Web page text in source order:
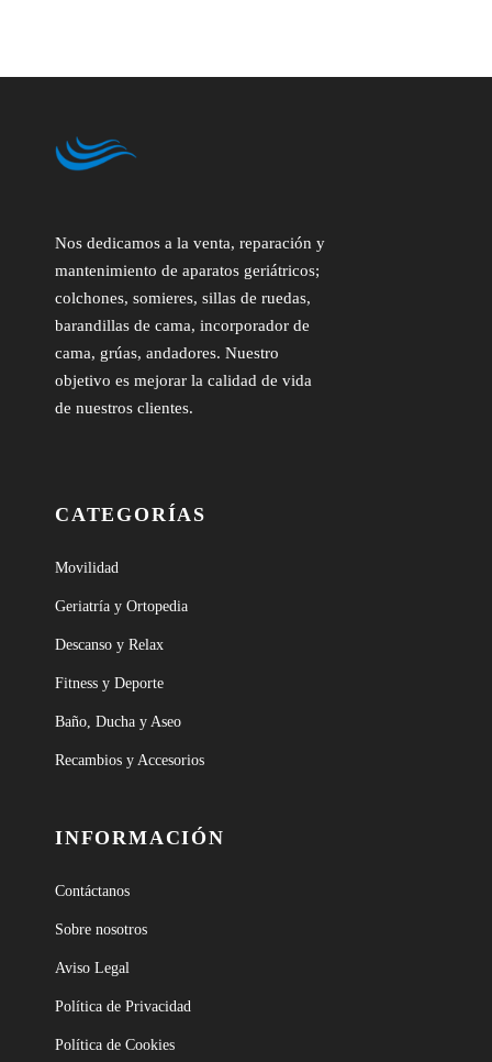
Nos dedicamos a la venta, reparación y
mantenimiento de aparatos geriátricos;
colchones, somieres, sillas de ruedas,
barandillas de cama, incorporador de
cama, grúas, andadores. Nuestro
objetivo es mejorar la calidad de vida
de nuestros clientes.
CATEGORÍAS
Movilidad
Geriatría y Ortopedia
Descanso y Relax
Fitness y Deporte
Baño, Ducha y Aseo
Recambios y Accesorios
INFORMACIÓN
Contáctanos
Sobre nosotros
Aviso Legal
Política de Privacidad
Política de Cookies